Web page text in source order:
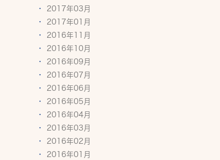
2017年03月
2017年01月
2016年11月
2016年10月
2016年09月
2016年07月
2016年06月
2016年05月
2016年04月
2016年03月
2016年02月
2016年01月